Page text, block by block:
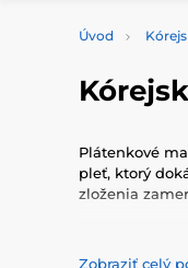
Úvod
Plátenkové
pleť, ktorý
zloženia
Zobraziť celý